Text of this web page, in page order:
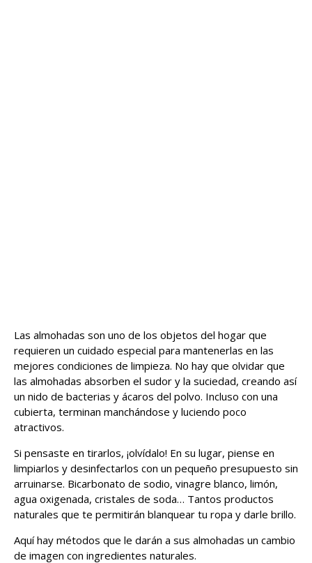
Las almohadas son uno de los objetos del hogar que
requieren un cuidado especial para mantenerlas en las
mejores condiciones de limpieza. No hay que olvidar que
las almohadas absorben el sudor y la suciedad, creando así
un nido de bacterias y ácaros del polvo. Incluso con una
cubierta, terminan manchándose y luciendo poco
atractivos.
Si pensaste en tirarlos, ¡olvídalo! En su lugar, piense en
limpiarlos y desinfectarlos con un pequeño presupuesto sin
arruinarse. Bicarbonato de sodio, vinagre blanco, limón,
agua oxigenada, cristales de soda… Tantos productos
naturales que te permitirán blanquear tu ropa y darle brillo.
Aquí hay métodos que le darán a sus almohadas un cambio
de imagen con ingredientes naturales.